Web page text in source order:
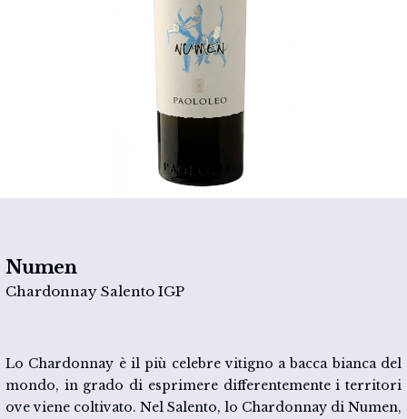
Numen
Chardonnay Salento IGP
Lo Chardonnay è il più celebre vitigno a bacca bianca del
mondo, in grado di esprimere differentemente i territori
ove viene coltivato. Nel Salento, lo Chardonnay di Numen,